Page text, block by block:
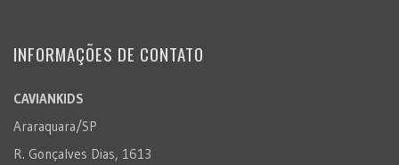
INFORMAÇÕES DE CONTATO
CAVIANKIDS
Araraquara/SP
R. Gonçalves Dias, 1613